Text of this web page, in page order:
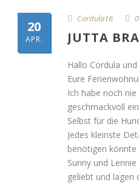
20
APR.
Cordula16 0
JUTTA
Hallo Cordula
Eure
Ich habe noch
geschmackvoll
Selbst für die
Jedes kleinste
benötigen könnte
Sunny und
geliebt und lagen